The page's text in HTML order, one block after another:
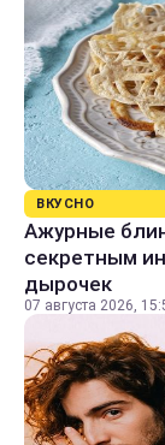
ВКУСНО
Ажурные
секретным
дырочек
07 августа 2026,